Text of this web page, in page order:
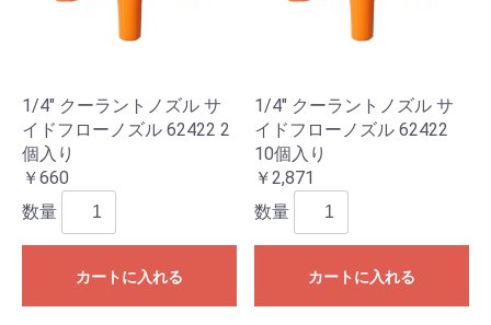
1/4" クーラントノズル サ
イドフローノズル 62422 2
個入り
￥660
数量
カートに入れる
1/4" クーラントノズル サ
イドフローノズル 62422
10個入り
￥2,871
数量
カートに入れる